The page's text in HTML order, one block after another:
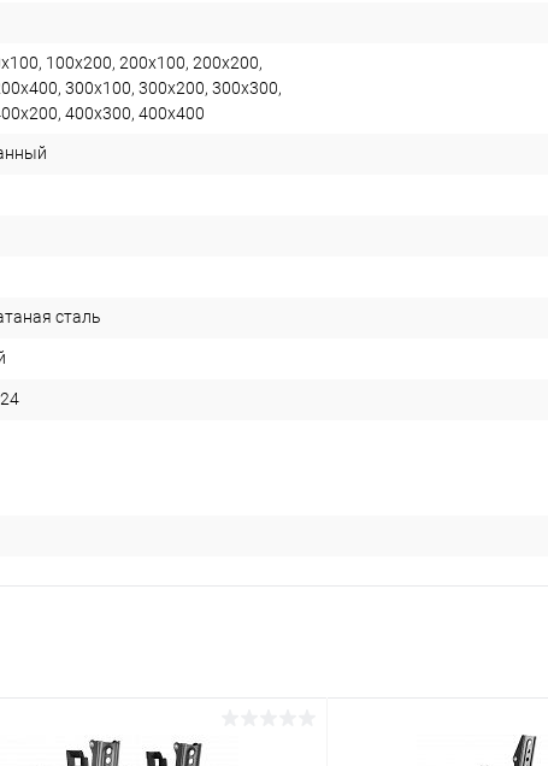
100х200, 200х100, 200х200,
300х100, 300х200, 300х300,
400х300, 400х400
сталь